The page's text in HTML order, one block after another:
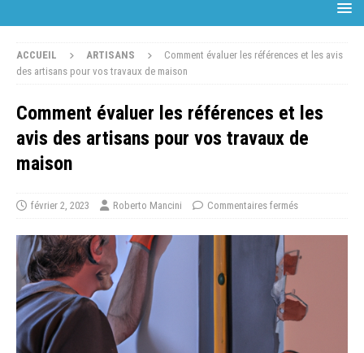
ACCUEIL ARTISANS
Comment évaluer les références et les avis
des artisans pour vos travaux de maison
Comment évaluer les références et les
avis des artisans pour vos travaux de
maison
février 2, 2023 Roberto Mancini Commentaires fermés